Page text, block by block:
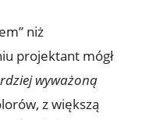
niż
projektant mógł
wyważoną
z większą